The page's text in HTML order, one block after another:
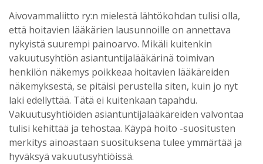
Aivovammaliitto ry:n mielestä lähtökohdan tulisi olla,
että hoitavien lääkärien lausunnoille on annettava
nykyistä suurempi painoarvo. Mikäli kuitenkin
vakuutusyhtiön asiantuntijalääkärinä toimivan
henkilön näkemys poikkeaa hoitavien lääkäreiden
näkemyksestä, se pitäisi perustella siten, kuin jo nyt
laki edellyttää. Tätä ei kuitenkaan tapahdu.
Vakuutusyhtiöiden asiantuntijalääkäreiden valvontaa
tulisi kehittää ja tehostaa. Käypä hoito -suositusten
merkitys ainoastaan suosituksena tulee ymmärtää ja
hyväksyä vakuutusyhtiöissä.